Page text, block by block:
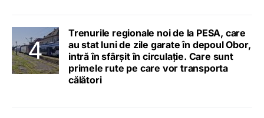
Trenurile regionale noi de la PESA, care
au stat luni de zile garate în depoul Obor,
intră în sfârșit în circulație. Care sunt
primele rute pe care vor transporta
călători